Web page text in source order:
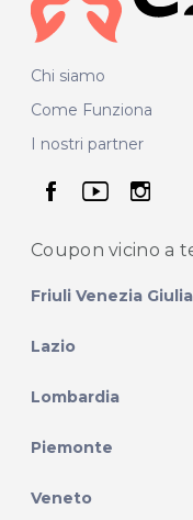
Chi siamo
Come Funziona
I nostri partner
seguici su
Coupon vicino a
Friuli Venezia Giulia
Lazio
Lombardia
Piemonte
Veneto